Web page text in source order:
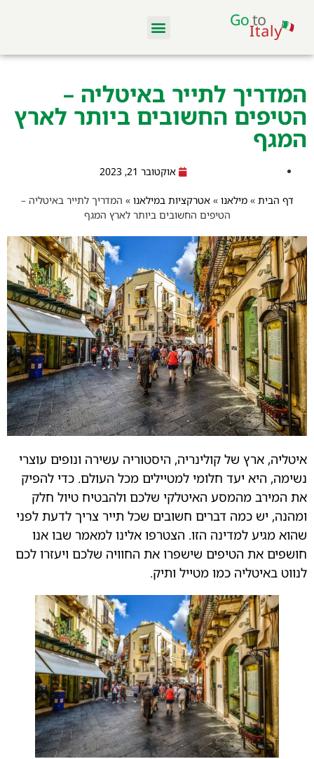
המדריך לתייר באיטליה –
הטיפים החשובים ביותר לארץ
המגף
אוקטובר 21, 2023
דף הבית »מילאנו »אטרקציות במילאנו » המדריך לתייר באיטליה –
הטיפים החשובים ביותר לארץ המגף
איטליה, ארץ של קולינריה, היסטוריה עשירה ונופים עוצרי
נשימה, היא יעד חלומי למטיילים מכל העולם. כדי להפיק
את המירב מהמסע האיטלקי שלכם ולהבטיח טיול חלק
ומהנה, יש כמה דברים חשובים שכל תייר צריך לדעת לפני
שהוא מגיע למדינה הזו. הצטרפו אלינו למאמר שבו אנו
חושפים את הטיפים שישפרו את החוויה שלכם ויעזרו לכם
לנווט באיטליה כמו מטייל ותיק.